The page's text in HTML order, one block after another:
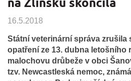
na Zlínsku skončila
16.5.2018
Státní veterinární správa zrušila
opatření ze 13. dubna letošního
malochovu drůbeže v obci
tzv. Newcastleská nemoc,